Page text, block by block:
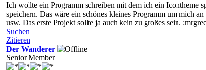
Ich wollte ein Programm schreiben mit dem ich ein Icontheme
speichern. Das wäre ein schönes kleines Programm um mich
usw. Das erste Projekt sollte ja auch kein zu großes sein.
Suchen
Zitieren
Der Wanderer
Senior Member